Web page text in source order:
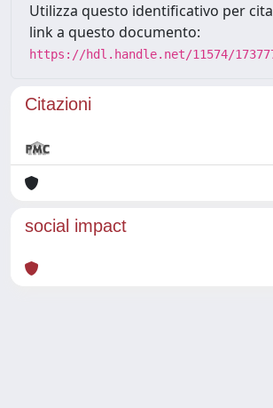
Utilizza questo identificativo per
link a questo documento:
https://hdl.handle.net/11574/
Citazioni
social impact